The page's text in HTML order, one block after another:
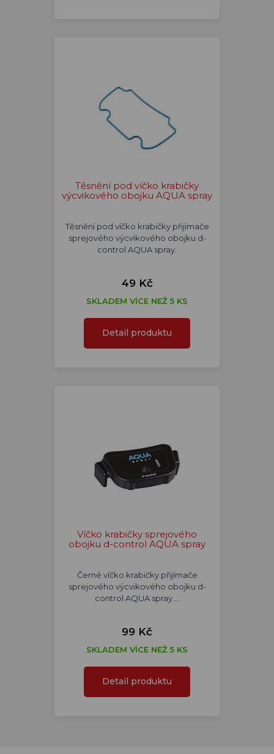
Těsnění pod víčko krabičky
výcvikového obojku AQUA spray
Těsnění pod víčko krabičky přijímače
sprejového výcvikového obojku d-
control AQUA spray.
49 Kč
SKLADEM VÍCE NEŽ 5 KS
Detail produktu
Víčko krabičky sprejového
obojku d-control AQUA spray
Černé víčko krabičky přijímače
sprejového výcvikového obojku d-
control AQUA spray.…
99 Kč
SKLADEM VÍCE NEŽ 5 KS
Detail produktu